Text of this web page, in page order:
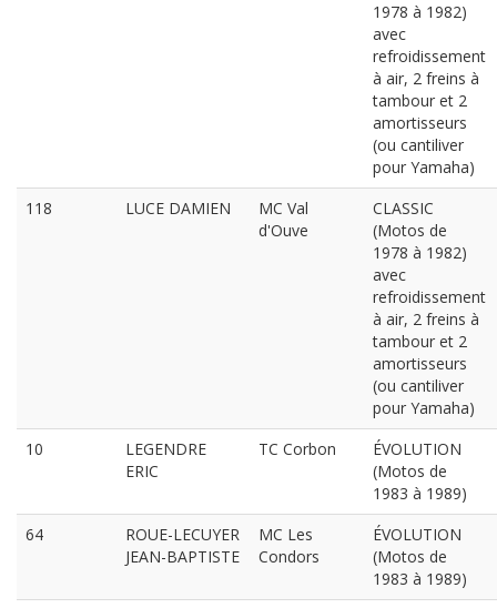
1978 à 1982)
avec
refroidissement
à air, 2 freins à
tambour et 2
amortisseurs
(ou cantiliver
pour Yamaha)
118
LUCE DAMIEN
MC Val
d'Ouve
CLASSIC
(Motos de
1978 à 1982)
avec
refroidissement
à air, 2 freins à
tambour et 2
amortisseurs
(ou cantiliver
pour Yamaha)
10
LEGENDRE
ERIC
TC Corbon
ÉVOLUTION
(Motos de
1983 à 1989)
64
ROUE-LECUYER
JEAN-BAPTISTE
MC Les
Condors
ÉVOLUTION
(Motos de
1983 à 1989)